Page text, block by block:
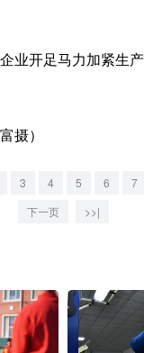
河北
安徽 福建
河南 湖北
开足马力加紧生产
）
3 4 5 6 7
下一页
>>|